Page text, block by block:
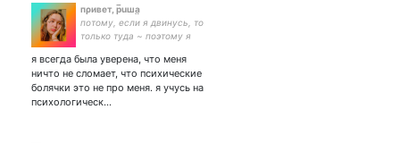
пρивет, p̅uшa̤
потому, если я двинусь, то
только туда ~ поэтому я
всех сил
я всегда была уверена, что меня
ничто не сломает, что психические
болячки это не про меня. я учусь на
психологическ…